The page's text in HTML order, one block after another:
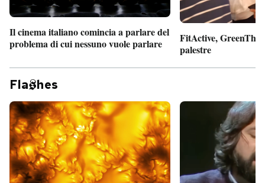
Il cinema italiano comincia a parlare del
problema di cui nessuno vuole parlare
FitActive,
palestre
Fla hes